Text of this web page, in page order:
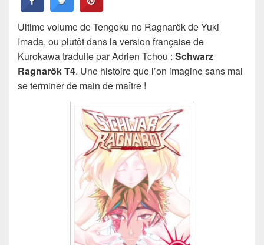
Ultime volume de Tengoku no Ragnarök de Yuki
Imada, ou plutôt dans la version française de
Kurokawa traduite par Adrien Tchou : Schwarz
Ragnarök T4. Une histoire que l’on imagine sans mal
se terminer de main de maître !